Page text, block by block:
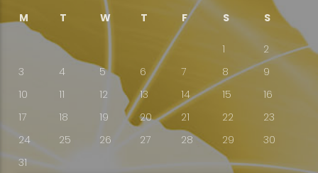
M T W T F S S
1
2
3
4 5 6 7 8
9
10
11 12 13 14 15
16
17
18 19 20 21 22
23
24
25 26 27 28 29
30
31